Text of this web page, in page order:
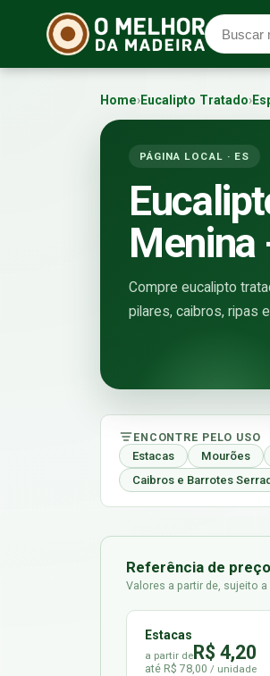
Home›Eucalipto Tratado›
PÁGINA LOCAL · ES
Menina
Compre eucalipto
pilares, caibros, ripas
ENCONTRE PELO USO
Estacas
Mourões
Caibros e Barrotes
Referência de
Valores a partir de, sujeito
Estacas
a partir deR$ 4,20
até R$ 78,00 / unidade